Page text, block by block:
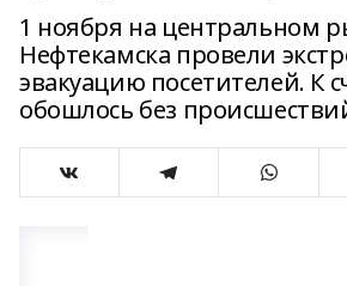
1 ноября на центральном
Нефтекамска провели
эвакуацию посетителей. К
обошлось без